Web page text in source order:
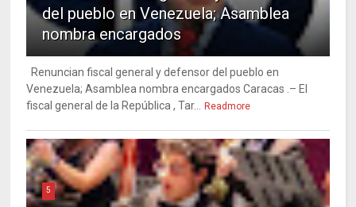
del pueblo en Venezuela; Asamblea
nombra encargados
Renuncian fiscal general y defensor del pueblo en
Venezuela; Asamblea nombra encargados Caracas .– El
fiscal general de la República , Tar...
Readmore
5